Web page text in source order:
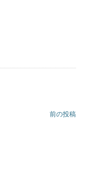
前の投稿